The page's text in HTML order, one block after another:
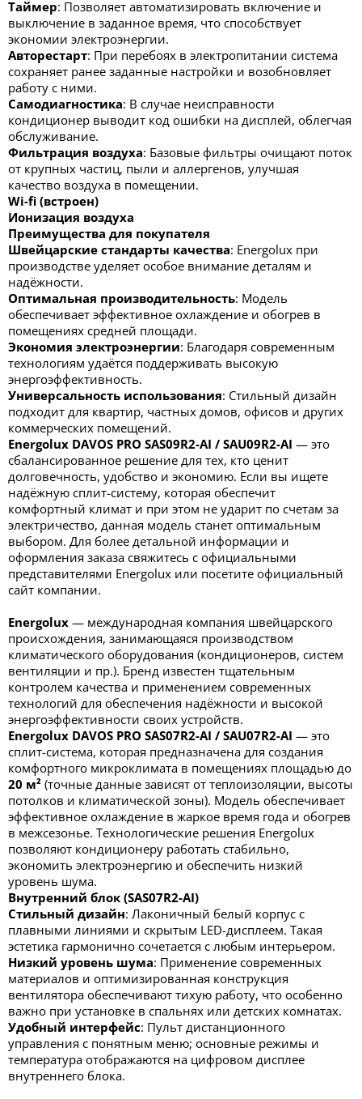
Таймер: Позволяет автоматизировать включение и
выключение в заданное время, что способствует
экономии электроэнергии.
Авторестарт: При перебоях в электропитании система
сохраняет ранее заданные настройки и возобновляет
работу с ними.
Самодиагностика: В случае неисправности
кондиционер выводит код ошибки на дисплей, облегчая
обслуживание.
Фильтрация воздуха: Базовые фильтры очищают поток
от крупных частиц, пыли и аллергенов, улучшая
качество воздуха в помещении.
Wi-fi (встроен)
Ионизация воздуха
Преимущества для покупателя
Швейцарские стандарты качества: Energolux при
производстве уделяет особое внимание деталям и
надёжности.
Оптимальная производительность: Модель
обеспечивает эффективное охлаждение и обогрев в
помещениях средней площади.
Экономия электроэнергии: Благодаря современным
технологиям удаётся поддерживать высокую
энергоэффективность.
Универсальность использования: Стильный дизайн
подходит для квартир, частных домов, офисов и других
коммерческих помещений.
Energolux DAVOS PRO SAS09R2-AI / SAU09R2-AI — это
сбалансированное решение для тех, кто ценит
долговечность, удобство и экономию. Если вы ищете
надёжную сплит-систему, которая обеспечит
комфортный климат и при этом не ударит по счетам за
электричество, данная модель станет оптимальным
выбором. Для более детальной информации и
оформления заказа свяжитесь с официальными
представителями Energolux или посетите официальный
сайт компании.
Energolux — международная компания швейцарского
происхождения, занимающаяся производством
климатического оборудования (кондиционеров, систем
вентиляции и пр.). Бренд известен тщательным
контролем качества и применением современных
технологий для обеспечения надёжности и высокой
энергоэффективности своих устройств.
Energolux DAVOS PRO SAS07R2-AI / SAU07R2-AI — это
сплит-система, которая предназначена для создания
комфортного микроклимата в помещениях площадью до
20 м² (точные данные зависят от теплоизоляции, высоты
потолков и климатической зоны). Модель обеспечивает
эффективное охлаждение в жаркое время года и обогрев
в межсезонье. Технологические решения Energolux
позволяют кондиционеру работать стабильно,
экономить электроэнергию и обеспечить низкий
уровень шума.
Внутренний блок (SAS07R2-AI)
Стильный дизайн: Лаконичный белый корпус с
плавными линиями и скрытым LED-дисплеем. Такая
эстетика гармонично сочетается с любым интерьером.
Низкий уровень шума: Применение современных
материалов и оптимизированная конструкция
вентилятора обеспечивают тихую работу, что особенно
важно при установке в спальнях или детских комнатах.
Удобный интерфейс: Пульт дистанционного
управления с понятным меню; основные режимы и
температура отображаются на цифровом дисплее
внутреннего блока.